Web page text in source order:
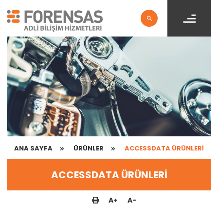
ANA SAYFA ÜRÜNLER ACCESSDATA ÜRÜNLERİ
ACCESSDATA ÜRÜNLERİ
A+ A-